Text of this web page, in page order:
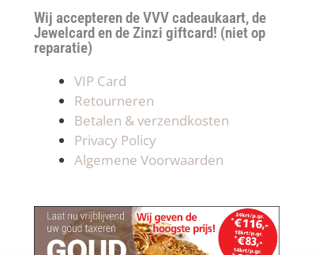
Wij accepteren de VVV cadeaukaart, de
Jewelcard en de Zinzi giftcard! (niet op
reparatie)
VIP Card
Retourneren
Betalen & verzendkosten
Privacy Policy
Algemene Voorwaarden